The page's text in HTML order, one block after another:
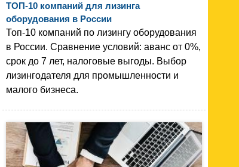
ТОП-10 компаний для лизинга
оборудования в России
Топ-10 компаний по лизингу оборудования
в России. Сравнение условий: аванс от 0%,
срок до 7 лет, налоговые выгоды. Выбор
лизингодателя для промышленности и
малого бизнеса.